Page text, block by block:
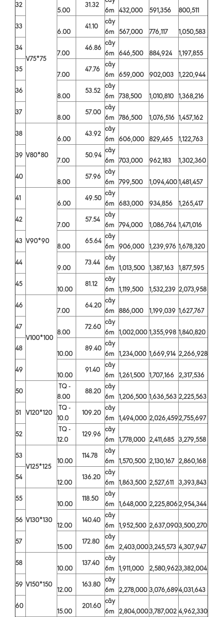
32
V75*75
5.00
31.32
6m
432,000 591,356
800,511
33
6.00
41.10
cây
6m
567,000 776,117
1,050,583
34
7.00
46.86
cây
6m
646,500 884,924
1,197,855
35
7.00
47.76
cây
6m
659,000 902,003
1,220,944
36
8.00
53.52
cây
6m
738,500 1,010,810
1,368,216
37
8.00
57.00
cây
6m
786,500 1,076,516 1,457,162
38
V80*80
6.00
43.92
cây
6m
606,000 829,465
1,122,763
39
7.00
50.94
cây
6m
703,000 962,183
1,302,360
40
8.00
57.96
cây
6m
799,500 1,094,4001,481,457
41
V90*90
6.00
49.50
cây
6m
683,000 934,856
1,265,417
42
7.00
57.54
cây
6m
794,000 1,086,764 1,471,016
43
8.00
65.64
cây
6m
906,000 1,239,976 1,678,320
44
9.00
73.44
cây
6m
1,013,500 1,387,163
1,877,595
45
10.00
81.12
cây
6m
1,119,500 1,532,239 2,073,958
46
V100*100
7.00
64.20
cây
6m
886,000 1,199,039 1,627,767
47
8.00
72.60
cây
6m
1,002,000 1,355,998 1,840,820
48
10.00
89.40
cây
6m
1,234,000 1,669,914 2,266,928
49
10.00
91.40
cây
6m
1,261,500 1,707,166
2,317,536
50
V120*120
TQ -
8.00
88.20
cây
6m
1,206,500 1,636,563 2,225,563
51
TQ -
10.0
109.20
cây
6m
1,494,000 2,026,4592,755,697
52
TQ -
12.0
129.96
cây
6m
1,778,000 2,411,685 3,279,558
53
V125*125
10.00
114.78
cây
6m
1,570,500 2,130,167 2,860,168
54
12.00
136.20
cây
6m
1,863,500 2,527,611
3,393,843
55
V130*130
10.00
118.50
cây
6m
1,648,000 2,225,8062,954,344
56
12.00
140.40
cây
6m
1,952,500 2,637,0903,500,270
57
15.00
172.80
cây
6m
2,403,0003,245,573 4,307,947
58
V150*150
10.00
137.40
cây
6m
1,911,000 2,580,9623,382,004
59
12.00
163.80
cây
6m
2,278,000 3,076,6894,031,643
60
15.00
201.60
cây
6m
2,804,0003,787,002 4,962,330